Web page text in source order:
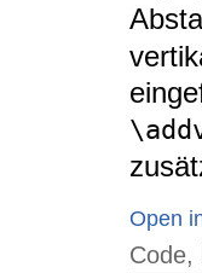
Open
Code,